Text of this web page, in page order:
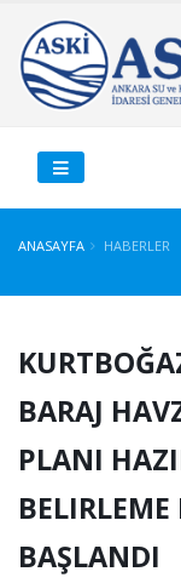
ANASAYFA HABERLER
BARAJ
PLANI
BAŞLANDI